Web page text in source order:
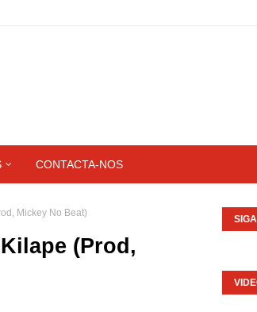
CONTACTA-NOS
Mickey No Beat)
(Prod,